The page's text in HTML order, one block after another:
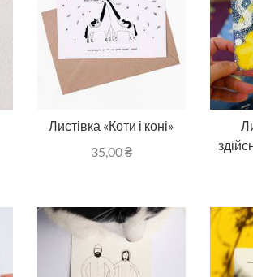
Листівка «Коти і коні»
35,00₴